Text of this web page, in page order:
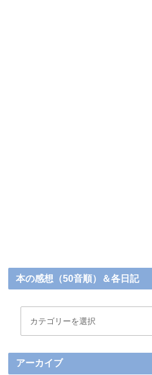
本の感想（50音順）＆各日記
アーカイブ